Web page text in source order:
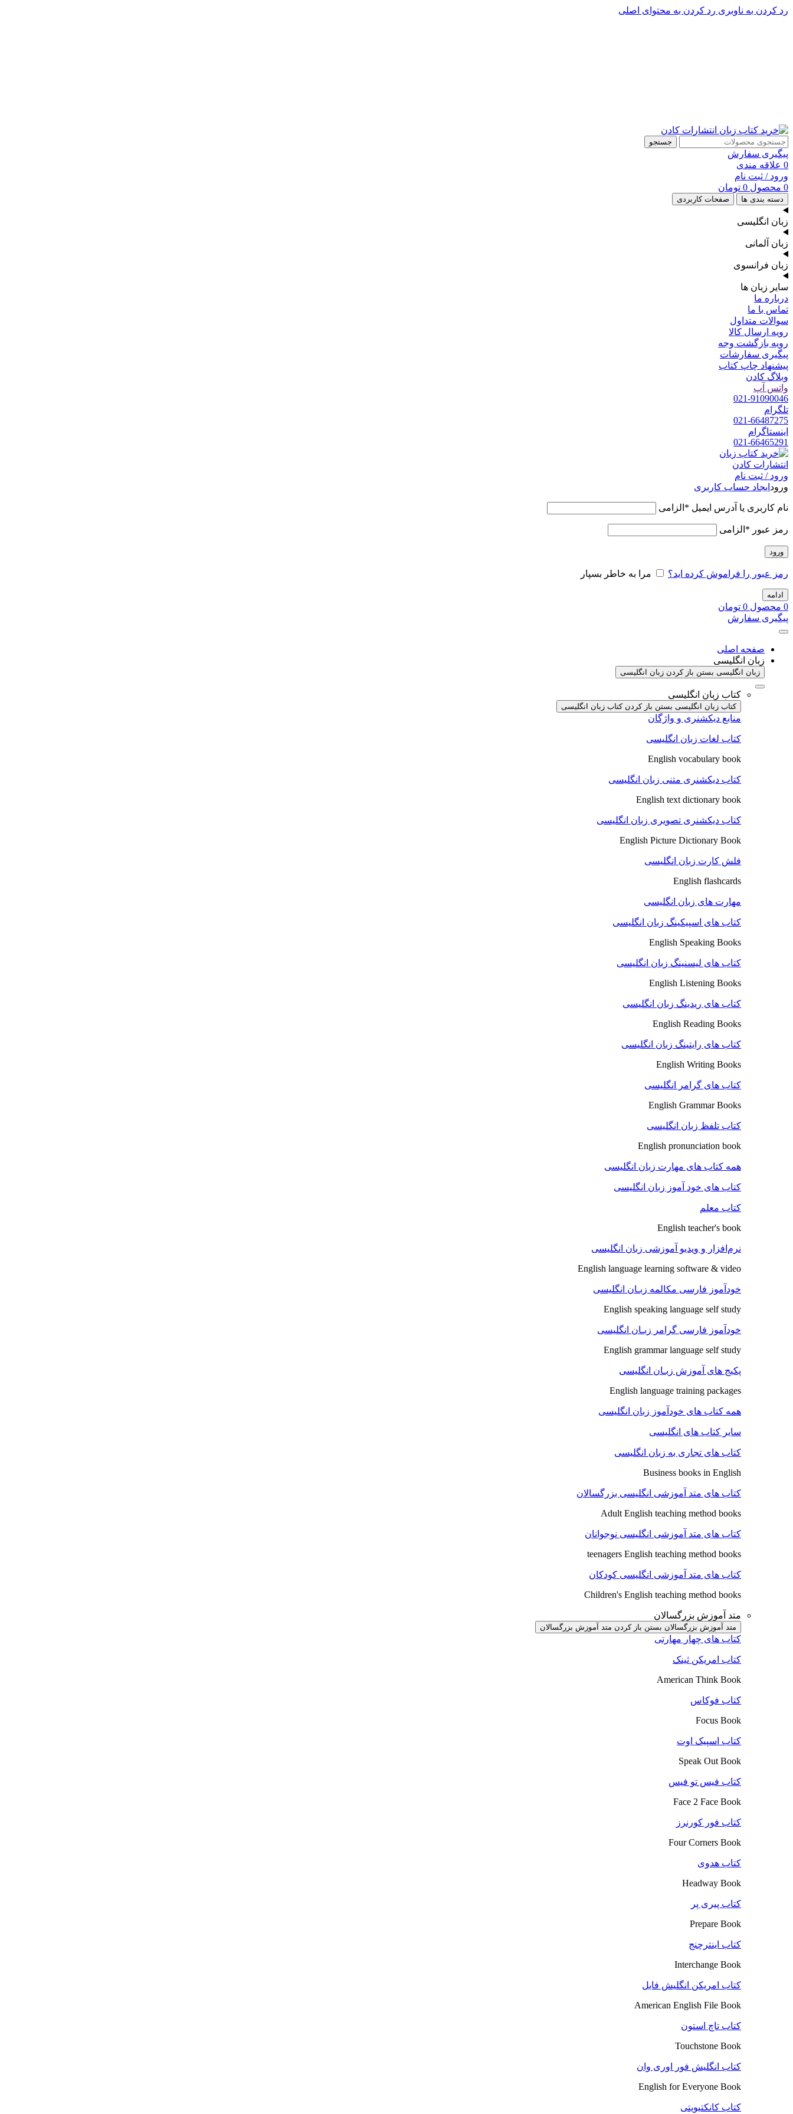
رد کردن به ناوبری رد کردن به محتوای اصلی
جستجو
پیگیری سفارش
0 علاقه مندی
ورود / ثبت نام
0 محصول 0 تومان
دسته بندی ها صفحات کاربردی
زبان انگلیسی
زبان آلمانی
زبان فرانسوی
سایر زبان ها
درباره ما
تماس با ما
سوالات متداول
رویه ارسال کالا
رویه بازگشت وجه
پیگیری سفارشات
پیشنهاد چاپ کتاب
وبلاگ کادن
واتس آپ
021-91090046
تلگرام
021-66487275
اینستاگرام
021-66465291
ورود / ثبت نام
ورود ایجاد حساب کاربری
نام کاربری یا آدرس ایمیل * الزامی
رمز عبور * الزامی
ورود
رمز عبور را فراموش کرده اید؟ مرا به خاطر بسپار
ادامه
0 محصول 0 تومان
پیگیری سفارش
صفحه اصلی
زبان انگلیسی
زبان انگلیسی بستن باز کردن زبان انگلیسی
کتاب زبان انگلیسی
کتاب زبان انگلیسی بستن باز کردن کتاب زبان انگلیسی
منابع دیکشنری و واژگان
کتاب لغات زبان انگلیسی
English vocabulary book
کتاب دیکشنری متنی زبان انگلیسی
English text dictionary book
کتاب دیکشنری تصویری زبان انگلیسی
English Picture Dictionary Book
فلش کارت زبان انگلیسی
English flashcards
مهارت های زبان انگلیسی
کتاب های اسپیکینگ زبان انگلیسی
English Speaking Books
کتاب های لیسنینگ زبان انگلیسی
English Listening Books
کتاب های ریدینگ زبان انگلیسی
English Reading Books
کتاب های رایتینگ زبان انگلیسی
English Writing Books
کتاب های گرامر انگلیسی
English Grammar Books
کتاب تلفظ زبان انگلیسی
English pronunciation book
همه کتاب های مهارت زبان انگلیسی
کتاب های خود آموز زبان انگلیسی
کتاب معلم
English teacher's book
نرم‌افزار و ویدیو آموزشی زبان انگلیسی
English language learning software & video
خودآموز فارسی مکالمه زبـان انگلیسی
English speaking language self study
خودآموز فارسی گرامر زبـان انگلیسی
English grammar language self study
پکیج های آموزش زبـان انگلیسی
English language training packages
همه کتاب های خودآموز زبان انگلیسی
سایر کتاب های انگلیسی
کتاب های تجاری به زبان انگلیسی
Business books in English
کتاب های متد آموزشی انگلیسی بزرگسالان
Adult English teaching method books
کتاب های متد آموزشی انگلیسی نوجوانان
teenagers English teaching method books
کتاب های متد آموزشی انگلیسی کودکان
Children's English teaching method books
متد آموزش بزرگسالان
متد آموزش بزرگسالان بستن باز کردن متد آموزش بزرگسالان
کتاب های چهار مهارتی
کتاب امریکن ثینک
American Think Book
کتاب فوکاس
Focus Book
کتاب اسپیک اوت
Speak Out Book
کتاب فیس تو فیس
Face 2 Face Book
کتاب فور کورنرز
Four Corners Book
کتاب هدوی
Headway Book
کتاب پیری پر
Prepare Book
کتاب اینترچنج
Interchange Book
کتاب امریکن انگلیش فایل
American English File Book
کتاب تاچ استون
Touchstone Book
کتاب انگلیش فور اوری وان
English for Everyone Book
کتاب کانکتیویتی